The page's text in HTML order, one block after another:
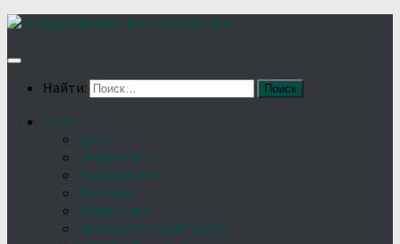
Найти:
О нас
Устав
Документы
Руководство
Команда
Правление
Попечительский совет